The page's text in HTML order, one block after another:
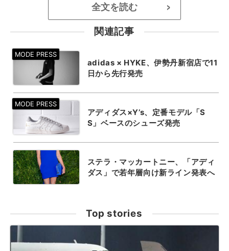
全文を読む >
関連記事
adidas × HYKE、伊勢丹新宿店で11
日から先行発売
アディダス×Y’s、定番モデル「S
S」ベースのシューズ発売
ステラ・マッカートニー、「アディ
ダス」で若年層向け新ライン発表へ
Top stories